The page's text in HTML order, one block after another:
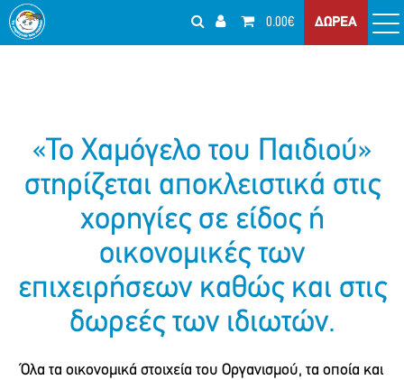
0.00€ ΔΩΡΕΑ
«Το Χαμόγελο του Παιδιού»
στηρίζεται αποκλειστικά στις
χορηγίες σε είδος ή
οικονομικές των
επιχειρήσεων καθώς και στις
δωρεές των ιδιωτών.
Όλα τα οικονομικά στοιχεία του Οργανισμού, τα οποία και